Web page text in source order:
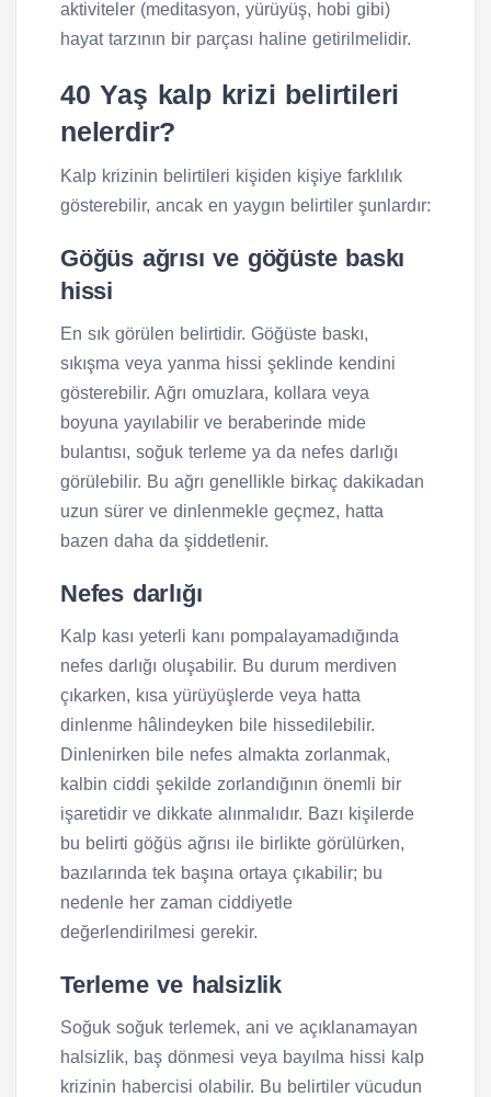
aktiviteler (meditasyon, yürüyüş, hobi gibi)
hayat tarzının bir parçası haline getirilmelidir.
40 Yaş kalp krizi belirtileri
nelerdir?
Kalp krizinin belirtileri kişiden kişiye farklılık
gösterebilir, ancak en yaygın belirtiler şunlardır:
Göğüs ağrısı ve göğüste baskı
hissi
En sık görülen belirtidir. Göğüste baskı,
sıkışma veya yanma hissi şeklinde kendini
gösterebilir. Ağrı omuzlara, kollara veya
boyuna yayılabilir ve beraberinde mide
bulantısı, soğuk terleme ya da nefes darlığı
görülebilir. Bu ağrı genellikle birkaç dakikadan
uzun sürer ve dinlenmekle geçmez, hatta
bazen daha da şiddetlenir.
Nefes darlığı
Kalp kası yeterli kanı pompalayamadığında
nefes darlığı oluşabilir. Bu durum merdiven
çıkarken, kısa yürüyüşlerde veya hatta
dinlenme hâlindeyken bile hissedilebilir.
Dinlenirken bile nefes almakta zorlanmak,
kalbin ciddi şekilde zorlandığının önemli bir
işaretidir ve dikkate alınmalıdır. Bazı kişilerde
bu belirti göğüs ağrısı ile birlikte görülürken,
bazılarında tek başına ortaya çıkabilir; bu
nedenle her zaman ciddiyetle
değerlendirilmesi gerekir.
Terleme ve halsizlik
Soğuk soğuk terlemek, ani ve açıklanamayan
halsizlik, baş dönmesi veya bayılma hissi kalp
krizinin habercisi olabilir. Bu belirtiler vücudun